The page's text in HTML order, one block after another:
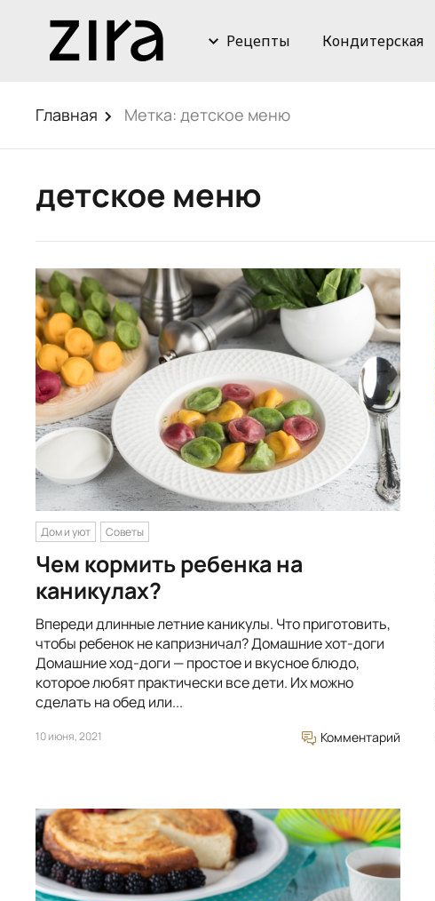
Рецепты Кондитерская
Главная Метка: детское меню
детское меню
Дом и уют Советы
Чем кормить ребенка на
каникулах?
Впереди длинные летние каникулы. Что приготовить,
чтобы ребенок не капризничал? Домашние хот-доги
Домашние ход-доги — простое и вкусное блюдо,
которое любят практически все дети. Их можно
сделать на обед или...
10 июня, 2021 Комментарий